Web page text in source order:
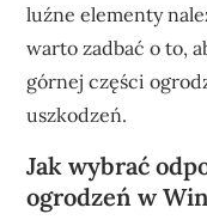
luźne elementy
warto zadbać o to,
górnej części
uszkodzeń.
Jak wybrać
ogrodzeń w